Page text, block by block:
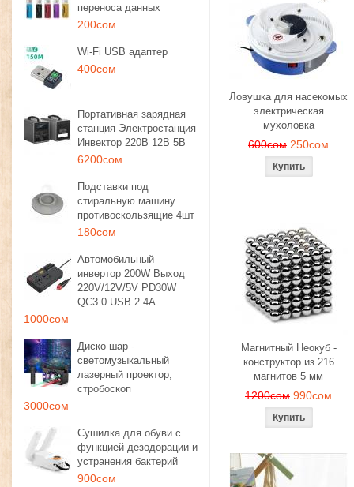
переноса данных
200сом
Wi-Fi USB адаптер
400сом
Портативная зарядная
станция Электростанция
Инвектор 220В 12В 5В
6200сом
Подставки под
стиральную машину
противоскользящие 4шт
180сом
Автомобильный
инвертор 200W Выход
220V/12V/5V PD30W
QC3.0 USB 2.4A
1000сом
Диско шар -
светомузыкальный
лазерный проектор,
стробоскоп
3000сом
Сушилка для обуви с
функцией дезодорации и
устранения бактерий
900сом
Ловушка для насекомых
электрическая
мухоловка
600сом 250сом
Магнитный Неокуб -
конструктор из 216
магнитов 5 мм
1200сом 990сом